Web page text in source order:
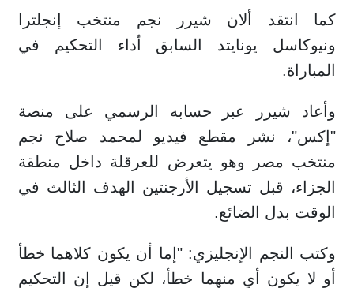
كما انتقد ألان شيرر نجم منتخب إنجلترا
ونيوكاسل يونايتد السابق أداء التحكيم في
المباراة.
وأعاد شيرر عبر حسابه الرسمي على منصة
"إكس"، نشر مقطع فيديو لمحمد صلاح نجم
منتخب مصر وهو يتعرض للعرقلة داخل منطقة
الجزاء، قبل تسجيل الأرجنتين الهدف الثالث في
الوقت بدل الضائع.
وكتب النجم الإنجليزي: "إما أن يكون كلاهما خطأ
أو لا يكون أي منهما خطأ، لكن قيل إن التحكيم